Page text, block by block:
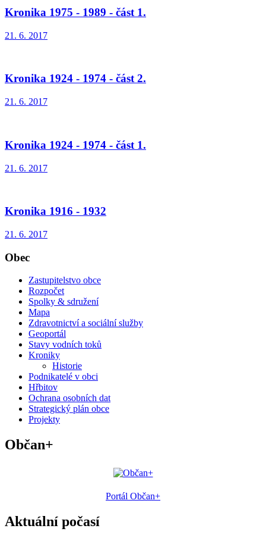
Kronika 1975 - 1989 - část 1.
21. 6. 2017
Kronika 1924 - 1974 - část 2.
21. 6. 2017
Kronika 1924 - 1974 - část 1.
21. 6. 2017
Kronika 1916 - 1932
21. 6. 2017
Obec
Zastupitelstvo obce
Rozpočet
Spolky & sdružení
Mapa
Zdravotnictví a sociální služby
Geoportál
Stavy vodních toků
Kroniky
Historie
Podnikatelé v obci
Hřbitov
Ochrana osobních dat
Strategický plán obce
Projekty
Občan+
Portál Občan+
Aktuální počasí